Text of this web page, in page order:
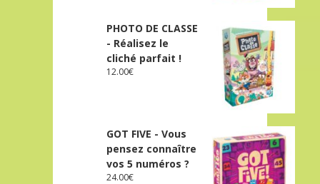
PHOTO DE CLASSE
- Réalisez le
cliché parfait !
12.00€
GOT FIVE - Vous
pensez connaître
vos 5 numéros ?
24.00€